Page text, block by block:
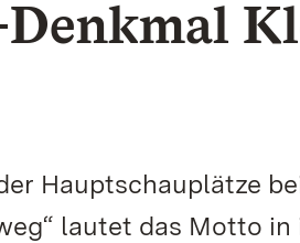
Hauptschauplätze
lautet das Motto in